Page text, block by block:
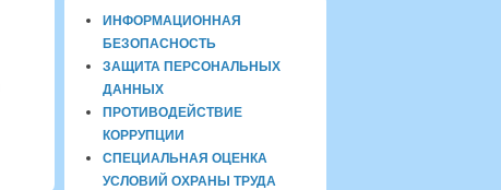
ИНФОРМАЦИОННАЯ
БЕЗОПАСНОСТЬ
ЗАЩИТА ПЕРСОНАЛЬНЫХ
ДАННЫХ
ПРОТИВОДЕЙСТВИЕ
КОРРУПЦИИ
СПЕЦИАЛЬНАЯ ОЦЕНКА
УСЛОВИЙ ОХРАНЫ ТРУДА